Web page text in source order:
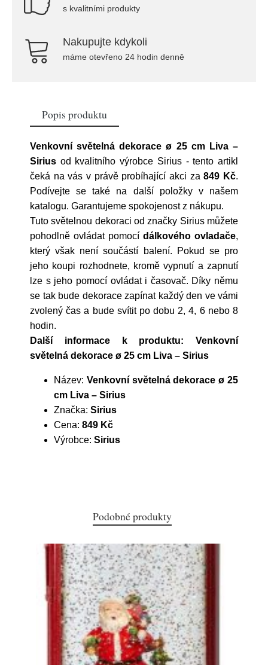
s kvalitními produkty
Nakupujte kdykoli
máme otevřeno 24 hodin denně
Popis produktu
Venkovní světelná dekorace ø 25 cm Liva –
Sirius od kvalitního výrobce Sirius- tento artikl
čeká na vás v právě probíhající akci za849 Kč.
Podívejte se také na další položky v našem
katalogu. Garantujeme spokojenost z nákupu.
Tuto světelnou dekoraci od značky Sirius můžete
pohodlně ovládat pomocí dálkového ovladače,
který však není součástí balení. Pokud se pro
jeho koupi rozhodnete, kromě vypnutí a zapnutí
lze s jeho pomocí ovládat i časovač. Díky němu
se tak bude dekorace zapínat každý den ve vámi
zvolený čas a bude svítit po dobu 2, 4, 6 nebo 8
hodin.
Další informace k produktu: Venkovní
světelná dekorace ø 25 cm Liva – Sirius
Název: Venkovní světelná dekorace ø 25
cm Liva – Sirius
Značka: Sirius
Cena: 849 Kč
Výrobce: Sirius
Podobné produkty